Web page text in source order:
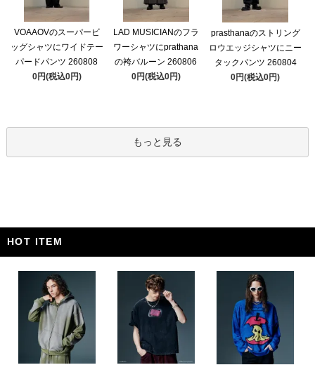
VOAAOVのスーパービ
ッグシャツにワイドテー
パードパンツ 260808
0円(税込0円)
LAD MUSICIANのフラ
ワーシャツにprathana
の袴バルーン 260806
0円(税込0円)
prasthanaのストリング
ロウエッジシャツにニー
タックパンツ 260804
0円(税込0円)
もっと見る
HOT ITEM